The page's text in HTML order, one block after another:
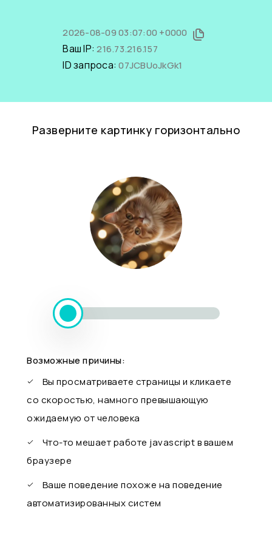
2026-08-09 03:07:00 +0000
Ваш IP:216.73.216.157
ID запроса:07JCBUoJkGk1
Разверните картинку горизонтально
Возможные причины:
Вы просматриваете страницы и кликаете
со скоростью, намного превышающую
ожидаемую от человека
Что-то мешает работе javascript в вашем
браузере
Ваше поведение похоже на поведение
автоматизированных систем